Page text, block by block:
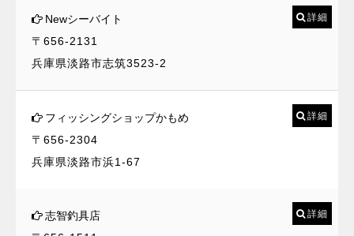
Newシーバイト
〒656-2131
兵庫県淡路市志筑3523-2
詳細
フィッシングショップかもめ
〒656-2304
兵庫県淡路市浜1-67
詳細
志智釣具店
詳細